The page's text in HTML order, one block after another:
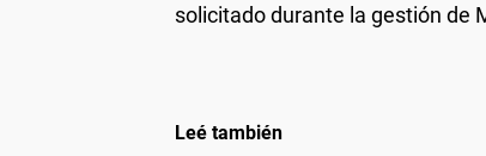
solicitado durante la gestión de
Leé también